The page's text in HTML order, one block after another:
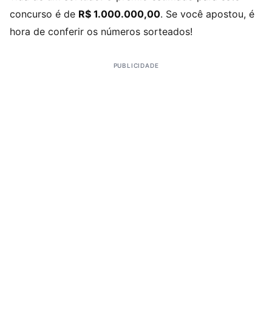
concurso é de R$ 1.000.000,00. Se você apostou, é
hora de conferir os números sorteados!
PUBLICIDADE